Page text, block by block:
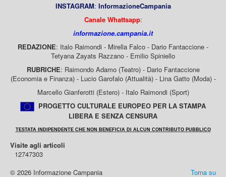
INSTAGRAM: InformazioneCampania
Canale Whattsapp:
informazione.campania.it
REDAZIONE: Italo Raimondi - Mirella Falco - Dario Fantaccione -
Tetyana Zayats Razzano - Emilio Spiniello
RUBRICHE: Raimondo Adamo (Teatro) - Dario Fantaccione
(Economia e Finanza) - Lucio Garofalo (Attualità) - Lina Gatto (Moda) -
Marcello Gianferotti (Estero) - Italo Raimondi (Sport)
PROGETTO CULTURALE EUROPEO PER LA STAMPA
LIBERA E SENZA CENSURA
TESTATA INDIPENDENTE CHE NON BENEFICIA DI ALCUN CONTRIBUTO PUBBLICO
Visite agli articoli
12747303
Torna su
© 2026 Informazione Campania